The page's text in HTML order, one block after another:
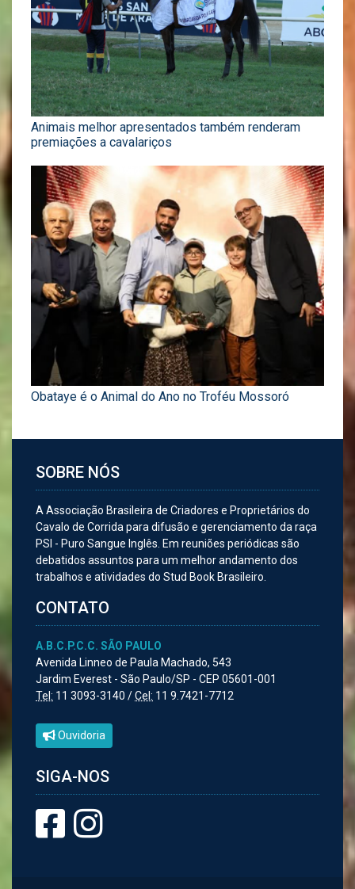
Animais melhor apresentados também renderam
premiações a cavalariços
Obataye é o Animal do Ano no Troféu Mossoró
SOBRE NÓS
A Associação Brasileira de Criadores e Proprietários do
Cavalo de Corrida para difusão e gerenciamento da raça
PSI - Puro Sangue Inglês. Em reuniões periódicas são
debatidos assuntos para um melhor andamento dos
trabalhos e atividades do Stud Book Brasileiro.
CONTATO
A.B.C.P.C.C. SÃO PAULO
Avenida Linneo de Paula Machado, 543
Jardim Everest - São Paulo/SP - CEP 05601-001
Tel: 11 3093-3140 /Cel: 11 9.7421-7712
Ouvidoria
SIGA-NOS